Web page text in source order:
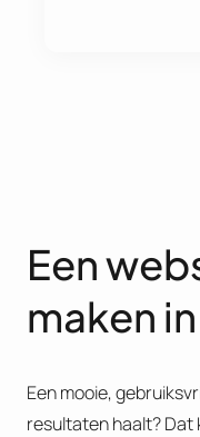
Een
maken
Een mooie,
resultaten haalt? Dat